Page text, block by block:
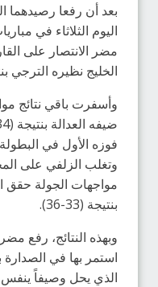
اليوم الثلاثاء في
الخليج نظيره الترجي
وأسفرت باقي نتائج
مواجهات الجولة حقق
بنتيجة (33-36).
استمر بها في
الذي يحل وصيفاً ينفس